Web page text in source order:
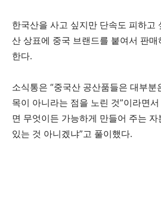
한국산을 사고 싶지만 단속도 피하고
산 상표에 중국 브랜드를 붙여서 판
한다.
소식통은 “중국산 공산품들은 대부
목이 아니라는 점을 노린 것”이라면
면 무엇이든 가능하게 만들어 주는
있는 것 아니겠냐”고 풀이했다.